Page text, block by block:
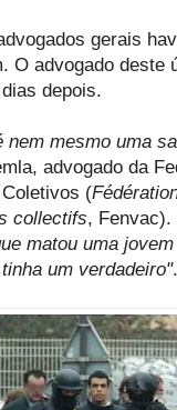
gerais
O advogado deste
depois.
nem mesmo uma
advogado da
(
collectifs, Fenvac).
matou uma
um verdadeiro".